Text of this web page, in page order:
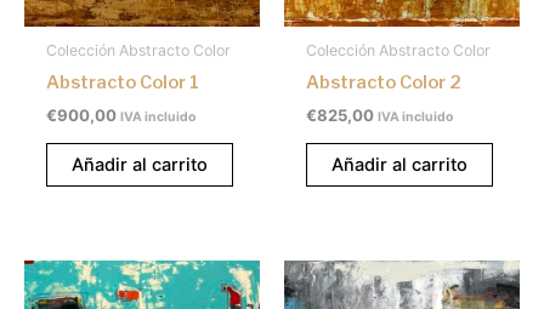
Colección Abstracto Color
Abstracto Color 1
€900,00 IVA incluido
Añadir al carrito
Colección Abstracto Color
Abstracto Color 2
€825,00 IVA incluido
Añadir al carrito